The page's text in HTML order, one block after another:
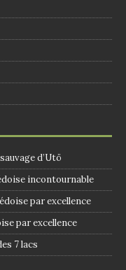
d’Utö
incontournable
par excellence
par excellence
7 lacs